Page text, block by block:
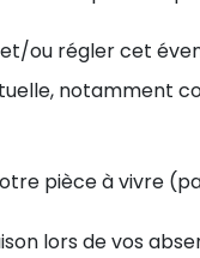
ou régler cet
notamment
pièce à vivre
lors de vos